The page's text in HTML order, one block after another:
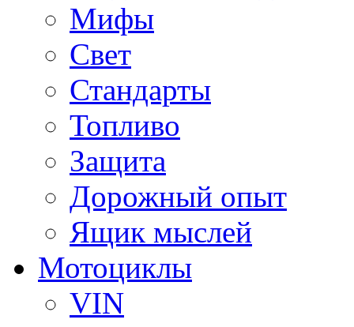
Мифы
Свет
Стандарты
Топливо
Защита
Дорожный опыт
Ящик мыслей
Мотоциклы
VIN